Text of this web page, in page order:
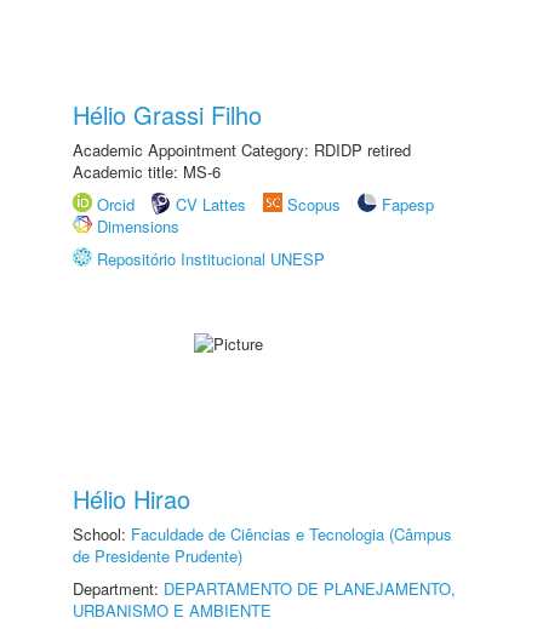
Hélio Grassi Filho
Academic Appointment Category: RDIDP retired
Academic title: MS-6
Orcid
CV Lattes Scopus
Fapesp
Dimensions
Repositório Institucional UNESP
Hélio Hirao
School: Faculdade de Ciências e Tecnologia (Câmpus
de Presidente Prudente)
Department: DEPARTAMENTO DE PLANEJAMENTO,
URBANISMO E AMBIENTE